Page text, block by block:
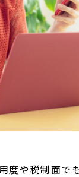
度や税制面で